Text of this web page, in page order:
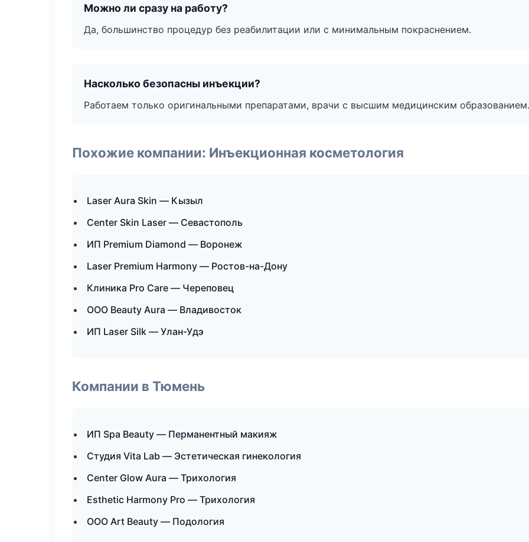
Можно ли сразу на работу?
Да, большинство процедур без реабилитации или с минимальным покраснением.
Насколько безопасны инъекции?
Работаем только оригинальными препаратами, врачи с высшим медицинским образованием.
Похожие компании: Инъекционная косметология
Laser Aura Skin — Кызыл
Center Skin Laser — Севастополь
ИП Premium Diamond — Воронеж
Laser Premium Harmony — Ростов-на-Дону
Клиника Pro Care — Череповец
ООО Beauty Aura — Владивосток
ИП Laser Silk — Улан-Удэ
Компании в Тюмень
ИП Spa Beauty — Перманентный макияж
Студия Vita Lab — Эстетическая гинекология
Center Glow Aura — Трихология
Esthetic Harmony Pro — Трихология
ООО Art Beauty — Подология